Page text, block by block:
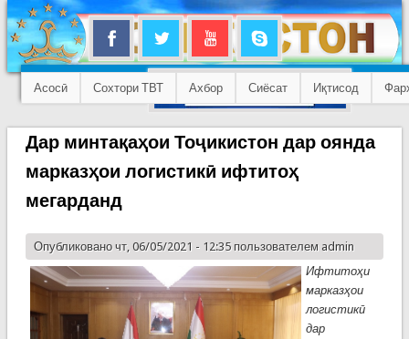
Асосӣ Сохтори ТВТ Ахбор Сиёсат Иқтисод
Дар минтақаҳои Тоҷикистон дар оянда
марказҳои логистикӣ ифтитоҳ
мегарданд
Опубликовано чт, 06/05/2021 - 12:35 пользователем admin
Ифтитоҳи
марказҳои
логистикӣ
дар